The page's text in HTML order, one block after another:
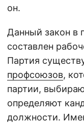
он.
Данный закон в
составлен
Партия
профсоюзов,
партии,
определяют
должности.